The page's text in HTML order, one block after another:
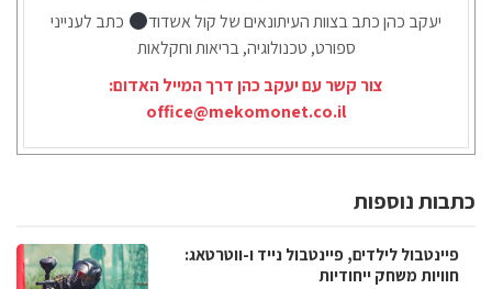
יעקב כהן כתב בצוות העיתונאים של קול אשדוד
כתב לענייני
ספורט, טכנולוגיה, בריאות וחקלאות
צור קשר עם יעקב כהן דרך המייל האדום:
office@mekomonet.co.il
כתבות נוספות
פיינטבול לילדים, פיינטבול נייד ו-ווטרטאג:
חוויות משחק ייחודיות